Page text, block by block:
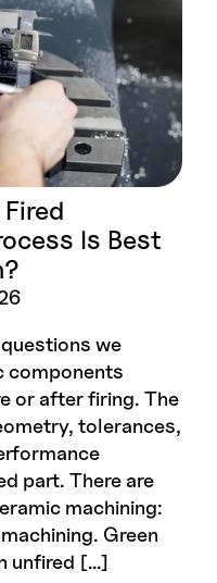
Is Best
we
components
or after firing. The
tolerances,
part. There are
machining:
Green
unfired […]